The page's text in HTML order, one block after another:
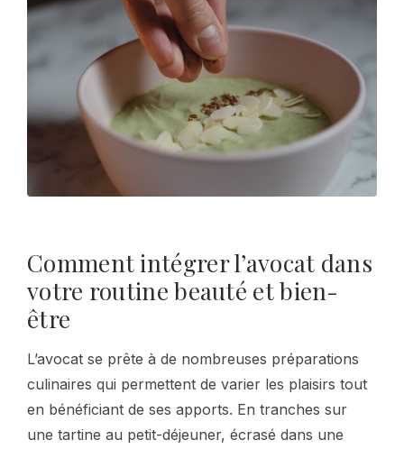
Comment intégrer l’avocat dans
votre routine beauté et bien-
être
L’avocat se prête à de nombreuses préparations
culinaires qui permettent de varier les plaisirs tout
en bénéficiant de ses apports. En tranches sur
une tartine au petit-déjeuner, écrasé dans une